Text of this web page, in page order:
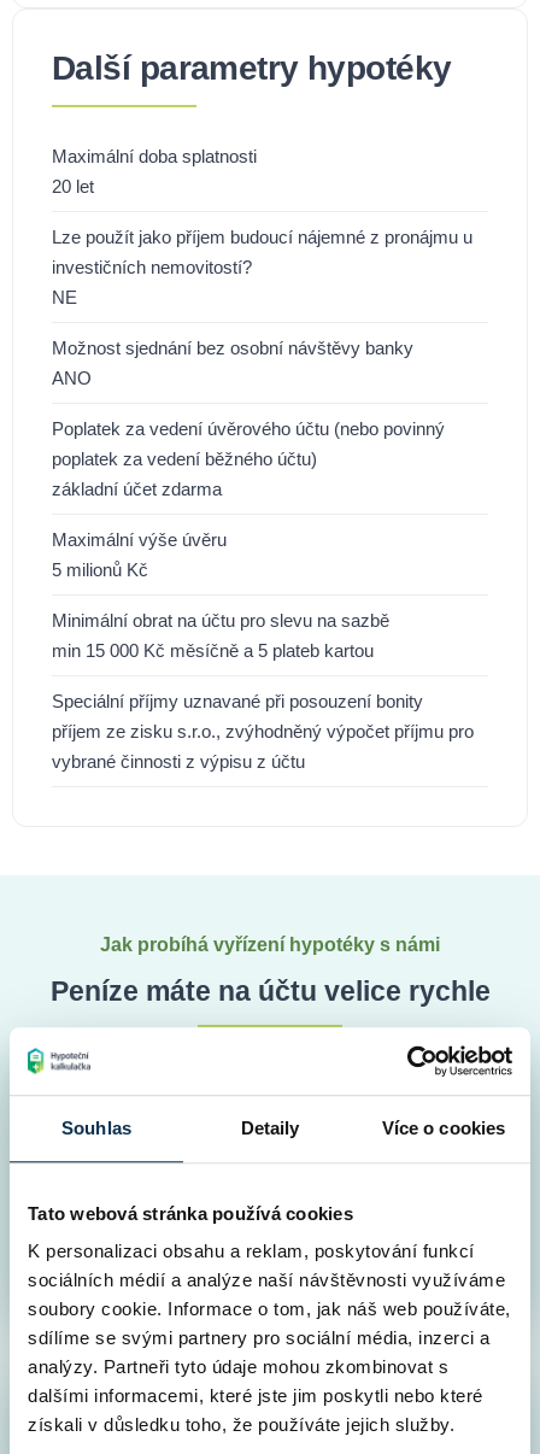
Souhlas Detaily Více o cookies
Tato webová stránka používá cookies
K personalizaci obsahu a reklam, poskytování funkcí
sociálních médií a analýze naší návštěvnosti využíváme
soubory cookie. Informace o tom, jak náš web používáte,
sdílíme se svými partnery pro sociální média, inzerci a
analýzy. Partneři tyto údaje mohou zkombinovat s
dalšími informacemi, které jste jim poskytli nebo které
získali v důsledku toho, že používáte jejich služby.
Další parametry hypotéky
Maximální doba splatnosti
20 let
Lze použít jako příjem budoucí nájemné z pronájmu u
investičních nemovitostí?
NE
Možnost sjednání bez osobní návštěvy banky
ANO
Poplatek za vedení úvěrového účtu (nebo povinný
poplatek za vedení běžného účtu)
základní účet zdarma
Maximální výše úvěru
5 milionů Kč
Minimální obrat na účtu pro slevu na sazbě
min 15 000 Kč měsíčně a 5 plateb kartou
Speciální příjmy uznavané při posouzení bonity
příjem ze zisku s.r.o., zvýhodněný výpočet příjmu pro
vybrané činnosti z výpisu z účtu
Jak probíhá vyřízení hypotéky s námi
Peníze máte na účtu velice rychle
1
online hypotečního specialistu, který vám bude k
vlastnoruční kontrole do druhého dne.
2 Záměr financování do banky